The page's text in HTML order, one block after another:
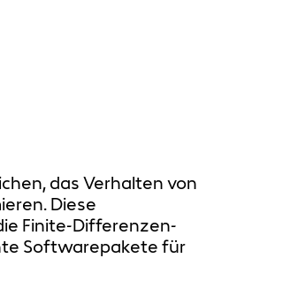
das Verhalten von
Diese
Finite-Differenzen-
Softwarepakete für